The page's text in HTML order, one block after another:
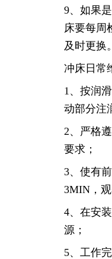
9、如果
床要每周
及时更换。
冲床日常
1、按润
动部分注
2、严格
要求；
3、使有
3MIN，
4、在安
源；
5、工作